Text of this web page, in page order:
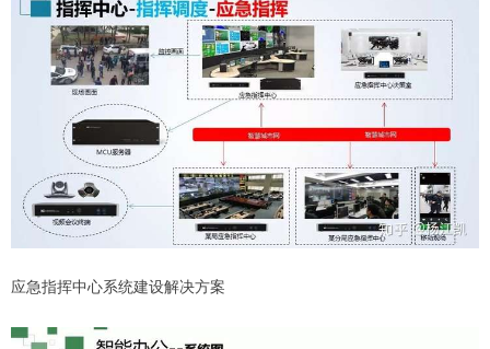
应急指挥中心系统建设解决方案